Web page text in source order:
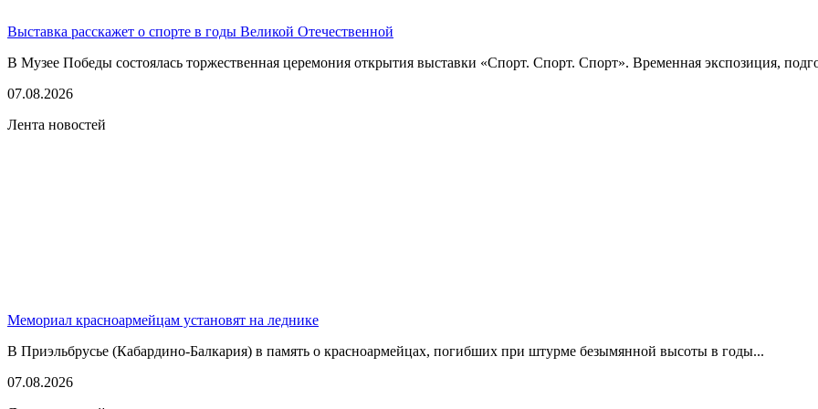
Выставка расскажет о спорте в годы Великой Отечественной
В Музее Победы состоялась торжественная церемония открытия выставки «Спорт. Спорт. Спорт». Временная экспозиция,
07.08.2026
Лента новостей
Мемориал красноармейцам установят на леднике
В Приэльбрусье (Кабардино-Балкария) в память о красноармейцах, погибших при штурме безымянной высоты в годы...
07.08.2026